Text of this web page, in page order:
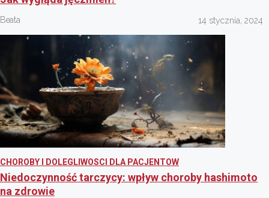
Beata 14 stycznia, 2024
CHOROBY I DOLEGLIWOSCI DLA PACJENTOW
Niedoczynność tarczycy: wpływ choroby hashimoto
na zdrowie